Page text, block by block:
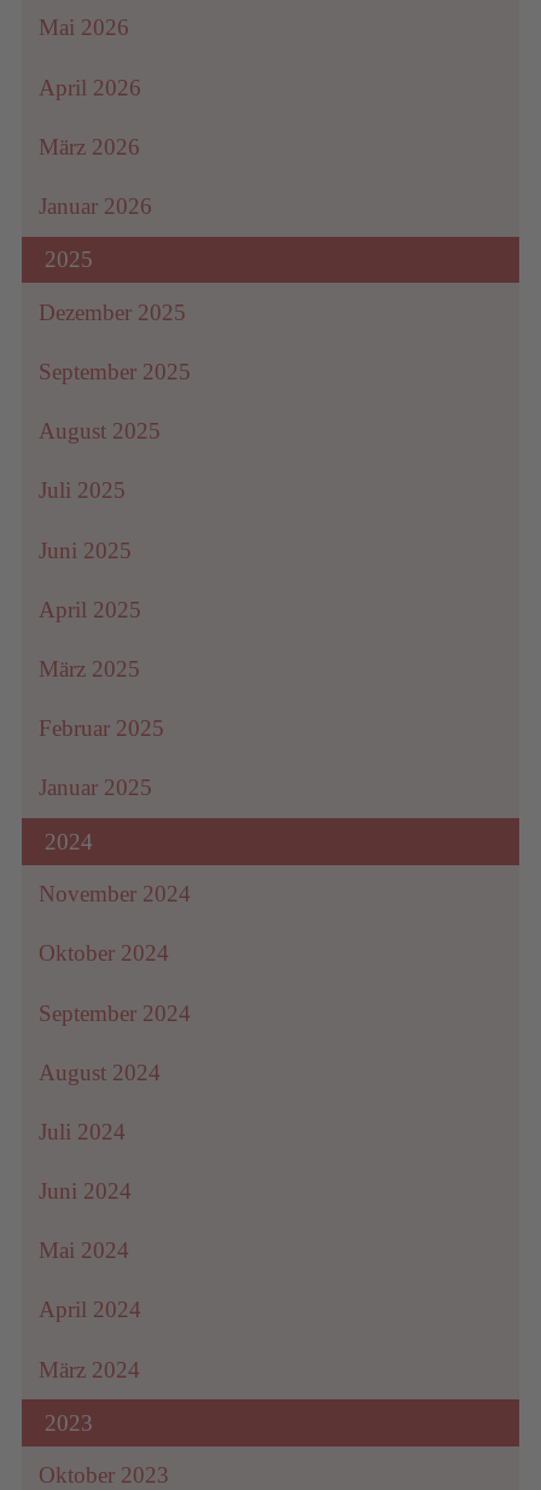
Mai 2026
April 2026
März 2026
Januar 2026
2025
Dezember 2025
September 2025
August 2025
Juli 2025
Juni 2025
April 2025
März 2025
Februar 2025
Januar 2025
2024
November 2024
Oktober 2024
September 2024
August 2024
Juli 2024
Juni 2024
Mai 2024
April 2024
März 2024
2023
Oktober 2023